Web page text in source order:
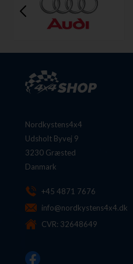
Nordkystens4x4
Udsholt Byvej 9
3230 Græsted
Danmark
+45 4871 7676
info@nordkystens4x4.dk
CVR: 32648649